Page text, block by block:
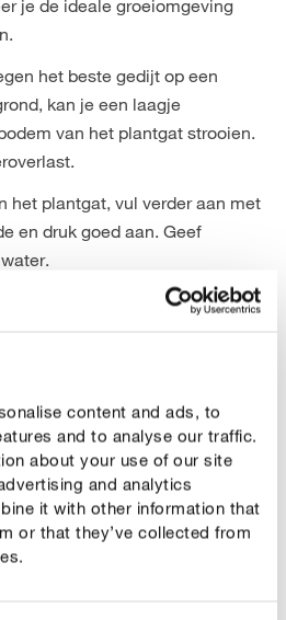
content and ads, to
and to analyse our traffic.
about your use of our site
and analytics
it with other information that
or that they’ve collected from
je de ideale groeiomgeving
het beste gedijt op een
kan je een laagje
van het plantgat strooien.
het plantgat, vul verder aan met
en druk goed aan. Geef
eventueel ook
in een pot
vragen en dat de pot
dat de bodem van de pot of
Ook hier kan een
bodem van de pot bijdragen tot